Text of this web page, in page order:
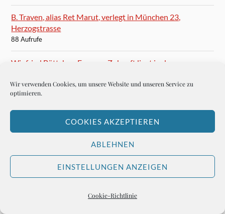
Wir verwenden Cookies, um unsere Website und unseren Service zu
optimieren.
COOKIES AKZEPTIEREN
ABLEHNEN
EINSTELLUNGEN ANZEIGEN
Cookie-Richtlinie
B. Traven, alias Ret Marut, verlegt in München 23,
Herzogstrasse
88 Aufrufe
Winfried Böttcher: Europas Zukunft liegt in der
86 Aufrufe
Mario Vargas Llosa: Ein ziemlich verspäteter
Nobelpreis
84 Aufrufe
Ernest Hemingway besucht San Gaetano und ist glücklich